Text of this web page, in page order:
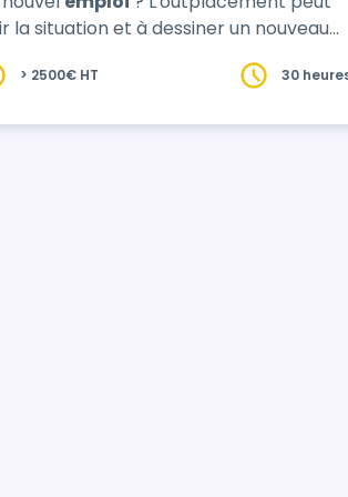
situation et à dessiner un nouveau
> 2500€ HT 30